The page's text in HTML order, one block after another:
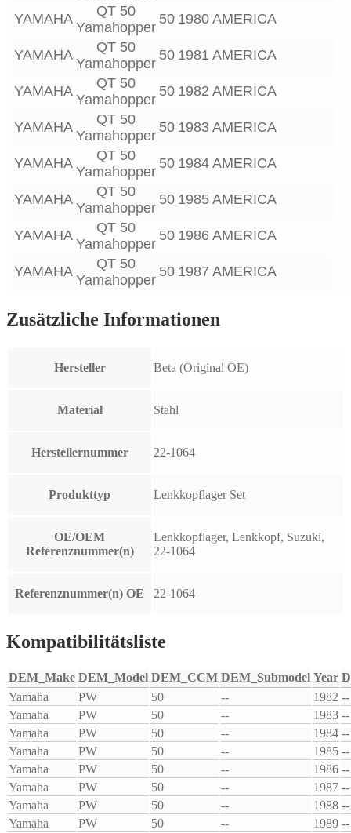
YAMAHA
QT 50
Yamahopper
50 1980 AMERICA
YAMAHA
QT 50
Yamahopper
50 1981 AMERICA
YAMAHA
QT 50
Yamahopper
50 1982 AMERICA
YAMAHA
QT 50
Yamahopper
50 1983 AMERICA
YAMAHA
QT 50
Yamahopper
50 1984 AMERICA
YAMAHA
QT 50
Yamahopper
50 1985 AMERICA
YAMAHA
QT 50
Yamahopper
50 1986 AMERICA
YAMAHA
QT 50
Yamahopper
50 1987 AMERICA
Zusätzliche Informationen
Hersteller Beta (Original OE)
Material Stahl
Herstellernummer 22-1064
Produkttyp Lenkkopflager Set
OE/OEM
Referenznummer(n)
Lenkkopflager, Lenkkopf, Suzuki,
22-1064
Referenznummer(n) OE 22-1064
Kompatibilitätsliste
DEM_Make DEM_Model DEM_CCM DEM_Submodel Year
Yamaha
PW 50 -- 1982 --
Yamaha
PW 50 -- 1983 --
Yamaha
PW 50 -- 1984 --
Yamaha
PW 50 -- 1985 --
Yamaha
PW 50 -- 1986 --
Yamaha
PW 50 -- 1987 --
Yamaha
PW 50 -- 1988 --
Yamaha
PW 50 -- 1989 --